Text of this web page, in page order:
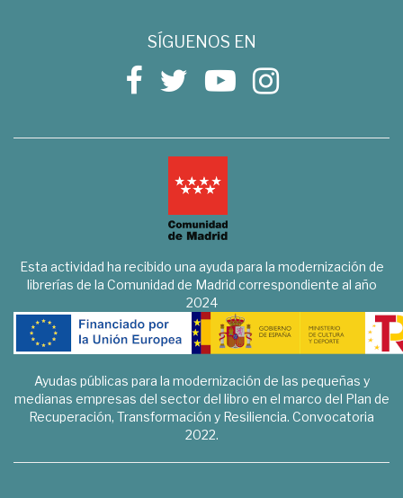
SÍGUENOS EN
Esta actividad ha recibido una ayuda para la modernización de
librerías de la Comunidad de Madrid correspondiente al año
2024
Ayudas públicas para la modernización de las pequeñas y
medianas empresas del sector del libro en el marco del Plan de
Recuperación, Transformación y Resiliencia. Convocatoria
2022.